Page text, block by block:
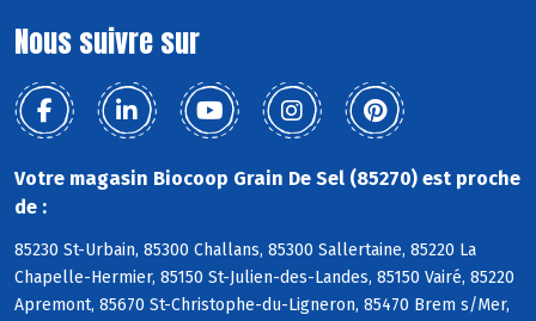
Nous suivre sur
Votre magasin Biocoop Grain De Sel (85270) est proche
de :
85230 St-Urbain, 85300 Challans, 85300 Sallertaine, 85220 La
Chapelle-Hermier, 85150 St-Julien-des-Landes, 85150 Vairé, 85220
Apremont, 85670 St-Christophe-du-Ligneron, 85470 Brem s/Mer,